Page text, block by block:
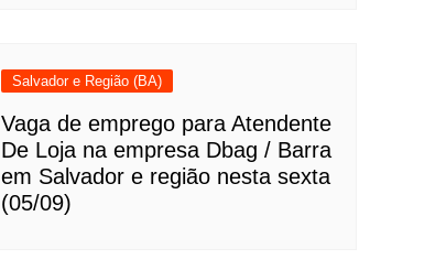
Salvador e Região (BA)
Vaga de emprego para Atendente
De Loja na empresa Dbag / Barra
em Salvador e região nesta sexta
(05/09)